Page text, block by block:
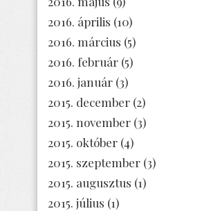
2016. április (10)
2016. március (5)
2016. február (5)
2016. január (3)
2015. december (2)
2015. november (3)
2015. október (4)
2015. szeptember (3)
2015. augusztus (1)
2015. július (1)